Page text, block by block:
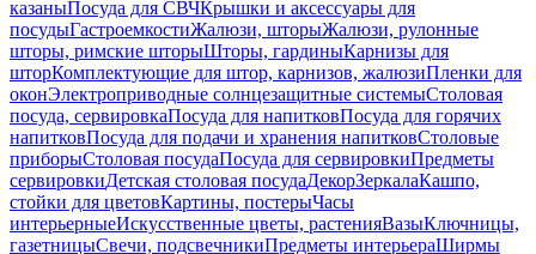
казаныПосуда для СВЧКрышки и аксессуары для
посудыГастроемкостиЖалюзи, шторыЖалюзи, рулонные
шторы, римские шторыШторы, гардиныКарнизы для
шторКомплектующие для штор, карнизов, жалюзиПленки для
оконЭлектроприводные солнцезащитные системыСтоловая
посуда, сервировкаПосуда для напитковПосуда для горячих
напитковПосуда для подачи и хранения напитковСтоловые
приборыСтоловая посудаПосуда для сервировкиПредметы
сервировкиДетская столовая посудаДекорЗеркалаКашпо,
стойки для цветовКартины, постерыЧасы
интерьерныеИскусственные цветы, растенияВазыКлючницы,
газетницыСвечи, подсвечникиПредметы интерьераШирмы